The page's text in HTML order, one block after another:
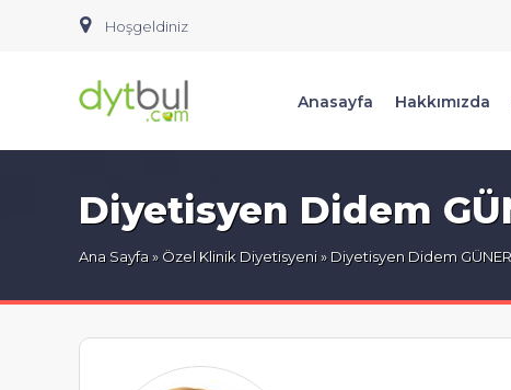
Hoşgeldiniz
Anasayfa Hakkımızda
Diyetisyen Didem
Ana Sayfa»Özel Klinik Diyetisyeni» Diyetisyen Didem GÜNER